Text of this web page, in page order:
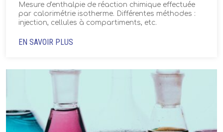
Mesure d'enthalpie de réaction chimique effectuée
par calorimétrie isotherme. Différentes méthodes :
injection, cellules à compartiments, etc.
EN SAVOIR PLUS